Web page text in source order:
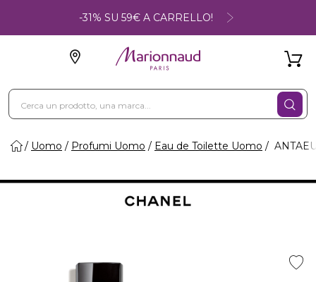
-31% SU 59€ A CARRELLO!
Uomo Profumi Uomo Eau de Toilette Uomo